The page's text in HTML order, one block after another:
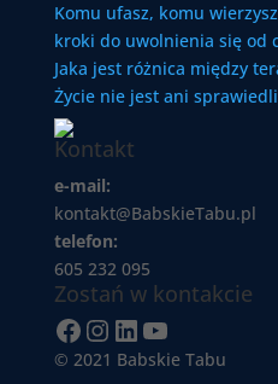
Komu ufasz, komu
kroki do uwolnienia się od
Jaka jest różnica między
Życie nie jest ani
Kontakt
e-mail:
kontakt@BabskieTabu.pl
telefon:
605 232 095
Zostań w kontakcie
Facebook
Instagram
LinkedIn
YouTube
© 2021 Babskie Tabu